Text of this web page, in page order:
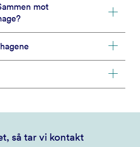
mot
så tar vi kontakt